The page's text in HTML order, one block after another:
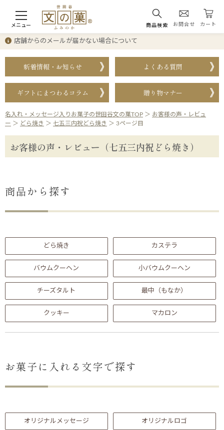
メニュー 商品検索 お問合せ カート
店舗からのメールが届かない場合について
新着情報・お知らせ よくある質問
ギフトにまつわるコラム 贈り物マナー
名入れ・メッセージ入りお菓子の世田谷文の菓TOP ＞ お客様の声・レビュ
ー ＞ どら焼き ＞ 七五三内祝どら焼き ＞ 3ページ目
お客様の声・レビュー（七五三内祝どら焼き）
商品から探す
どら焼き カステラ
バウムクーヘン 小バウムクーヘン
チーズタルト 最中（もなか）
クッキー マカロン
お菓子に入れる文字で探す
オリジナルメッセージ オリジナルロゴ